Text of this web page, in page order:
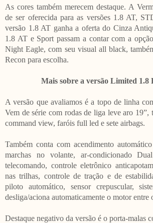
As cores também merecem destaque. A
de ser oferecida para as versões 1.8 AT,
versão 1.8 AT ganha a oferta do Cinza
1.8 AT e Sport passam a contar com a
Night Eagle, com seu visual all black,
Recon para escolha.
Mais sobre a versão Limited 1.8
A versão que avaliamos é a topo de linha
Vem de série com rodas de liga leve aro 19”,
command view, faróis full led e sete airbags.
Também conta com acendimento
marchas no volante, ar-condicionado
telecomando, controle eletrônico
nas trilhas, controle de tração e de
piloto automático, sensor crepuscular,
desliga/aciona automaticamente o motor entre
Destaque negativo da versão é o porta-malas